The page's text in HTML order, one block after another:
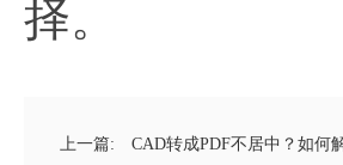
择。
上一篇: CAD转成PDF不居中？如何